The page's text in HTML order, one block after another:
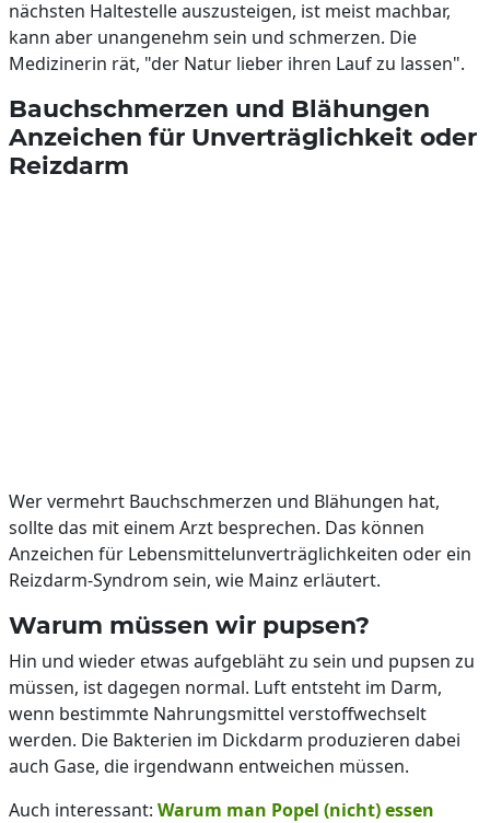
nächsten Haltestelle auszusteigen, ist meist machbar,
kann aber unangenehm sein und schmerzen. Die
Medizinerin rät, "der Natur lieber ihren Lauf zu lassen".
Bauchschmerzen und Blähungen
Anzeichen für Unverträglichkeit oder
Reizdarm
Wer vermehrt Bauchschmerzen und Blähungen hat,
sollte das mit einem Arzt besprechen. Das können
Anzeichen für Lebensmittelunverträglichkeiten oder ein
Reizdarm-Syndrom sein, wie Mainz erläutert.
Warum müssen wir pupsen?
Hin und wieder etwas aufgebläht zu sein und pupsen zu
müssen, ist dagegen normal. Luft entsteht im Darm,
wenn bestimmte Nahrungsmittel verstoffwechselt
werden. Die Bakterien im Dickdarm produzieren dabei
auch Gase, die irgendwann entweichen müssen.
Auch interessant: Warum man Popel (nicht) essen